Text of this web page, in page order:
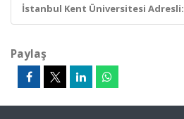
İstanbul Kent Üniversitesi Adresli:
Paylaş